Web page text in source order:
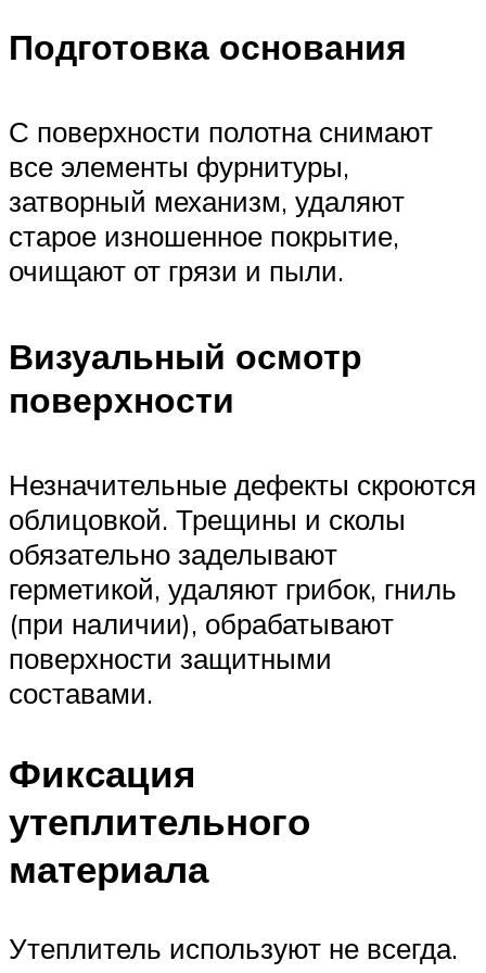
Подготовка основания
С поверхности полотна снимают
все элементы фурнитуры,
затворный механизм, удаляют
старое изношенное покрытие,
очищают от грязи и пыли.
Визуальный осмотр
поверхности
Незначительные дефекты скроются
облицовкой. Трещины и сколы
обязательно заделывают
герметикой, удаляют грибок, гниль
(при наличии), обрабатывают
поверхности защитными
составами.
Фиксация
утеплительного
материала
Утеплитель используют не всегда.